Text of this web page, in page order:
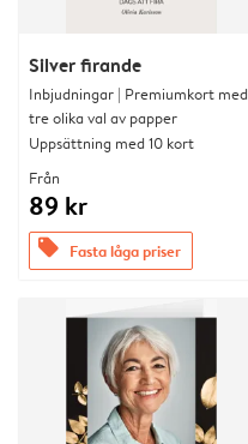
Silver firande
Inbjudningar | Premiumkort med
tre olika val av papper
Uppsättning med 10 kort
Från
89 kr
offers Fasta låga priser